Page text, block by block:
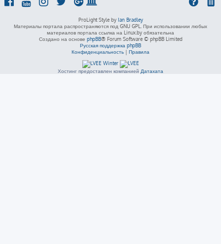
ProLight Style by Ian Bradley
Материалы портала распространяются под GNU GPL. При использовании любых
материалов портала ссылка на Linux.by обязательна
Создано на основе phpBB® Forum Software © phpBB Limited
Русская поддержка phpBB
Конфиденциальность | Правила
Хостинг предоставлен компанией Датахата